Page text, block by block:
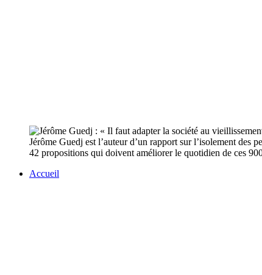
Jérôme Guedj est l’auteur d’un rapport sur l’isolement des
42 propositions qui doivent améliorer le quotidien de ces
Accueil